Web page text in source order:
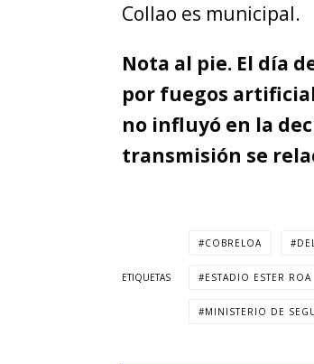
Collao es municipal.
Nota al pie. El día
por fuegos
no influyó en la
transmisión se
ETIQUETAS
COBRELOA
ESTADIO ESTER ROA
MINISTERIO DE